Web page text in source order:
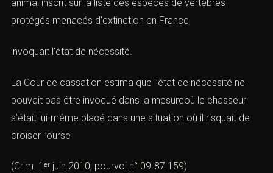
animal inscrit sur la liste des espèces de vertébrés
protégés menacés d’extinction en France,
invoquait l’état de nécessité.
La Cour de cassation estima que l’état de nécessité ne
pouvait pas être invoqué dans la mesureoù le chasseur
s’était lui-même placé dans une situation où il risquait de
croiser l’ourse
(Crim. 1ᵉʳ juin 2010, pourvoi n° 09-87.159).